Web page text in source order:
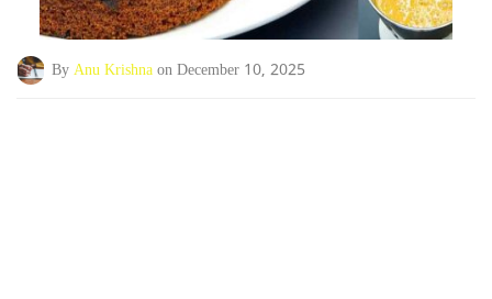
By Anu Krishna on December 10, 2025